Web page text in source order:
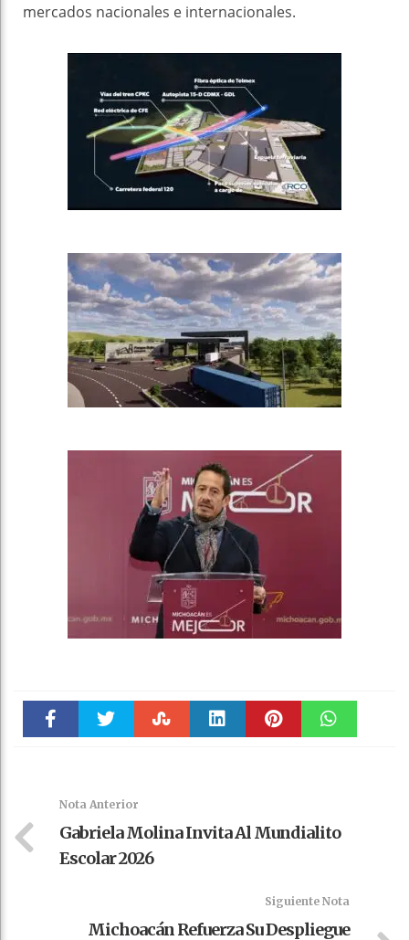
mercados nacionales e internacionales.
Nota Anterior
Gabriela Molina Invita Al Mundialito
Escolar 2026
Siguiente Nota
Michoacán Refuerza Su Despliegue